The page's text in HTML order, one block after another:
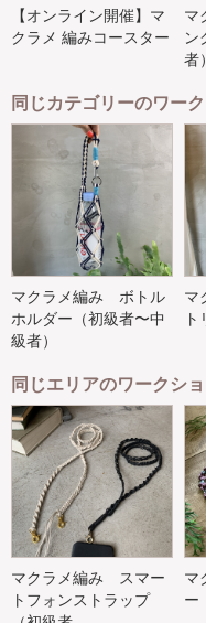
【オンライン開催】マ
クラメ 編みコースター
マ
ン
者）
同じカテゴリーのワー
マクラメ編み ボトル
ホルダー（初級者〜中
級者）
マ
同じエリアのワークシ
マクラメ編み スマー
トフォンストラップ
マ
ー